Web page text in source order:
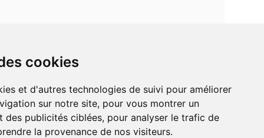
cookies
sur notre site, pour vous montrer un
des publicités ciblées, pour analyser le trafic de
la provenance de nos visiteurs.